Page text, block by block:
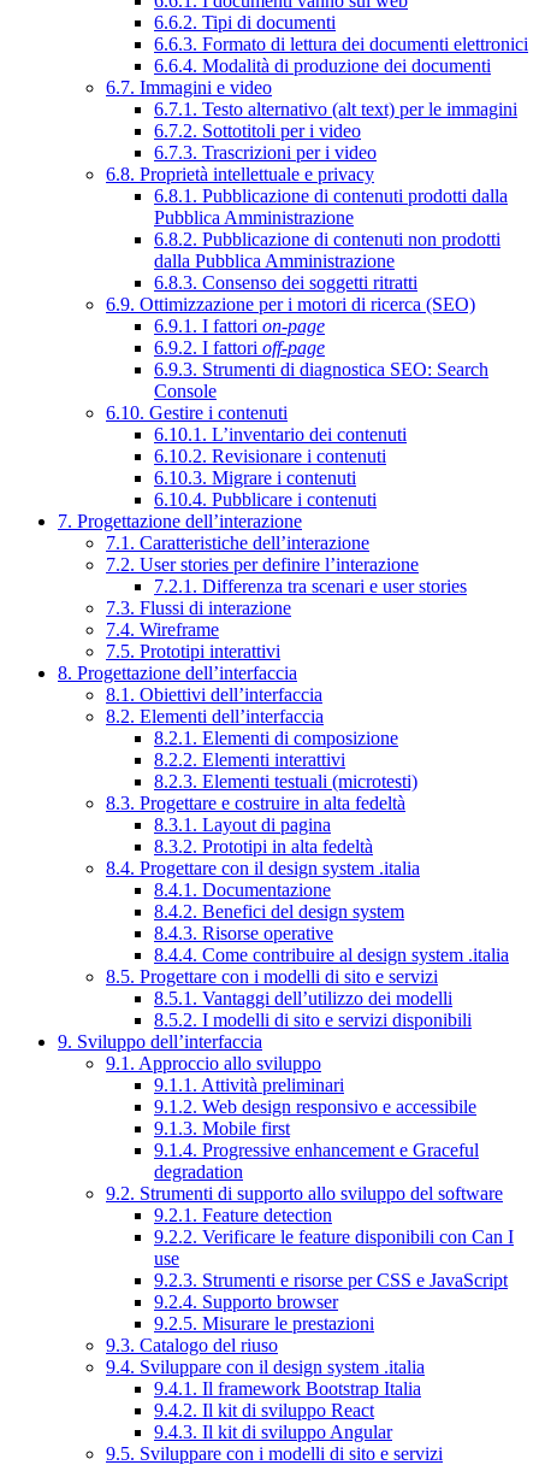
6.6.2. Tipi di documenti
6.6.3. Formato di lettura dei documenti elettronici
6.6.4. Modalità di produzione dei documenti
6.7. Immagini e video
6.7.1. Testo alternativo (alt text) per le immagini
6.7.2. Sottotitoli per i video
6.7.3. Trascrizioni per i video
6.8. Proprietà intellettuale e privacy
6.8.1. Pubblicazione di contenuti prodotti dalla
Pubblica Amministrazione
6.8.2. Pubblicazione di contenuti non prodotti
dalla Pubblica Amministrazione
6.8.3. Consenso dei soggetti ritratti
6.9. Ottimizzazione per i motori di ricerca (SEO)
6.9.1. I fattori on-page
6.9.2. I fattori off-page
6.9.3. Strumenti di diagnostica SEO: Search
Console
6.10. Gestire i contenuti
6.10.1. L’inventario dei contenuti
6.10.2. Revisionare i contenuti
6.10.3. Migrare i contenuti
6.10.4. Pubblicare i contenuti
7. Progettazione dell’interazione
7.1. Caratteristiche dell’interazione
7.2. User stories per definire l’interazione
7.2.1. Differenza tra scenari e user stories
7.3. Flussi di interazione
7.4. Wireframe
7.5. Prototipi interattivi
8. Progettazione dell’interfaccia
8.1. Obiettivi dell’interfaccia
8.2. Elementi dell’interfaccia
8.2.1. Elementi di composizione
8.2.2. Elementi interattivi
8.2.3. Elementi testuali (microtesti)
8.3. Progettare e costruire in alta fedeltà
8.3.1. Layout di pagina
8.3.2. Prototipi in alta fedeltà
8.4. Progettare con il design system .italia
8.4.1. Documentazione
8.4.2. Benefici del design system
8.4.3. Risorse operative
8.4.4. Come contribuire al design system .italia
8.5. Progettare con i modelli di sito e servizi
8.5.1. Vantaggi dell’utilizzo dei modelli
8.5.2. I modelli di sito e servizi disponibili
9. Sviluppo dell’interfaccia
9.1. Approccio allo sviluppo
9.1.1. Attività preliminari
9.1.2. Web design responsivo e accessibile
9.1.3. Mobile first
9.1.4. Progressive enhancement e Graceful
degradation
9.2. Strumenti di supporto allo sviluppo del software
9.2.1. Feature detection
9.2.2. Verificare le feature disponibili con Can I
use
9.2.3. Strumenti e risorse per CSS e JavaScript
9.2.4. Supporto browser
9.2.5. Misurare le prestazioni
9.3. Catalogo del riuso
9.4. Sviluppare con il design system .italia
9.4.1. Il framework Bootstrap Italia
9.4.2. Il kit di sviluppo React
9.4.3. Il kit di sviluppo Angular
9.5. Sviluppare con i modelli di sito e servizi